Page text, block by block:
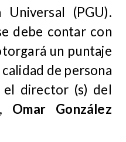
Universal (PGU).
debe contar con
un puntaje
de persona
el director (s) del
Omar González